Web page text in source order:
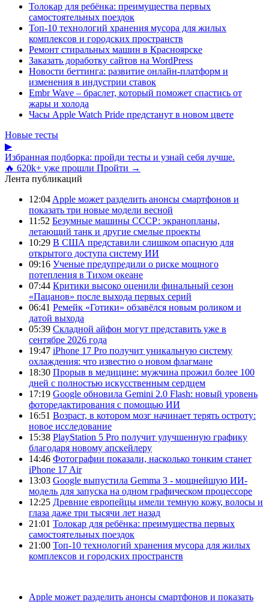
Толокар для ребёнка: преимущества первых
самостоятельных поездок
Топ-10 технологий хранения мусора для жилых
комплексов и городских пространств
Ремонт стиральных машин в Красноярске
Заказать доработку сайтов на WordPress
Новости беттинга: развитие онлайн-платформ и
изменения в индустрии ставок
Embr Wave – браслет, который поможет спастись от
жары и холода
Часы Apple Watch Pride предстанут в новом цвете
Новые тесты
▶
Избранная подборка: пройди тесты и узнай себя лучше.
🔥 620k+ уже прошли Пройти →
Лента публикаций
12:04 Apple может разделить анонсы смартфонов и
показать три новые модели весной
11:52 Безумные машины СССР: экранопланы,
летающий танк и другие смелые проекты
10:29 В США представили слишком опасную для
открытого доступа систему ИИ
09:16 Ученые предупредили о риске мощного
потепления в Тихом океане
07:44 Критики высоко оценили финальный сезон
«Пацанов» после выхода первых серий
06:41 Ремейк «Готики» обзавёлся новым роликом и
датой выхода
05:39 Складной айфон могут представить уже в
сентябре 2026 года
19:47 iPhone 17 Pro получит уникальную систему
охлаждения: что известно о новом флагмане
18:30 Прорыв в медицине: мужчина прожил более 100
дней с полностью искусственным сердцем
17:19 Google обновила Gemini 2.0 Flash: новый уровень
фоторедактирования с помощью ИИ
16:51 Возраст, в котором мозг начинает терять остроту:
новое исследование
15:38 PlayStation 5 Pro получит улучшенную графику
благодаря новому апскейлеру
14:46 Фотографии показали, насколько тонким станет
iPhone 17 Air
13:03 Google выпустила Gemma 3 - мощнейшую ИИ-
модель для запуска на одном графическом процессоре
12:25 Древние европейцы имели темную кожу, волосы и
глаза даже три тысячи лет назад
21:01 Толокар для ребёнка: преимущества первых
самостоятельных поездок
21:00 Топ-10 технологий хранения мусора для жилых
комплексов и городских пространств
Apple может разделить анонсы смартфонов и показать